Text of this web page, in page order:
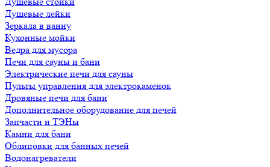
Душевые лейки
Зеркала в ванну
Кухонные мойки
Ведра для мусора
Печи для сауны и бани
Электрические печи для сауны
Пульты управления для электрокаменок
Дровяные печи для бани
Дополнительное оборудование для печей
Запчасти и ТЭНы
Камни для бани
Облицовки для банных печей
Водонагреватели